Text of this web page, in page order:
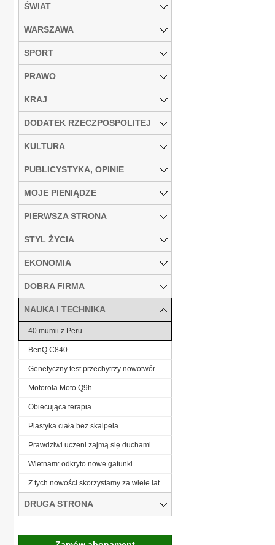
ŚWIAT
WARSZAWA
SPORT
PRAWO
KRAJ
DODATEK RZECZPOSPOLITEJ
KULTURA
PUBLICYSTYKA, OPINIE
MOJE PIENIĄDZE
PIERWSZA STRONA
STYL ŻYCIA
EKONOMIA
DOBRA FIRMA
NAUKA I TECHNIKA
40 mumii z Peru
BenQ C840
Genetyczny test przechytrzy nowotwór
Motorola Moto Q9h
Obiecująca terapia
Plastyka ciała bez skalpela
Prawdziwi uczeni zajmą się duchami
Wietnam: odkryto nowe gatunki
Z tych nowości skorzystamy za wiele lat
DRUGA STRONA